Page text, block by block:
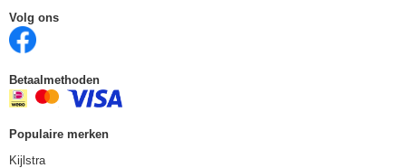
Volg ons
Betaalmethoden
Populaire merken
Kijlstra